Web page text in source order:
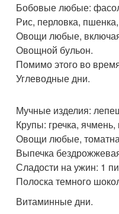
Бобовые любые:
Рис, перловка, пшенка,
Овощи любые,
Овощной бульон.
Помимо этого во
Углеводные дни.
Мучные изделия:
Крупы: гречка, ячмень,
Овощи любые,
Выпечка
Сладости на ужин: 1
Полоска темного
Витаминные дни.